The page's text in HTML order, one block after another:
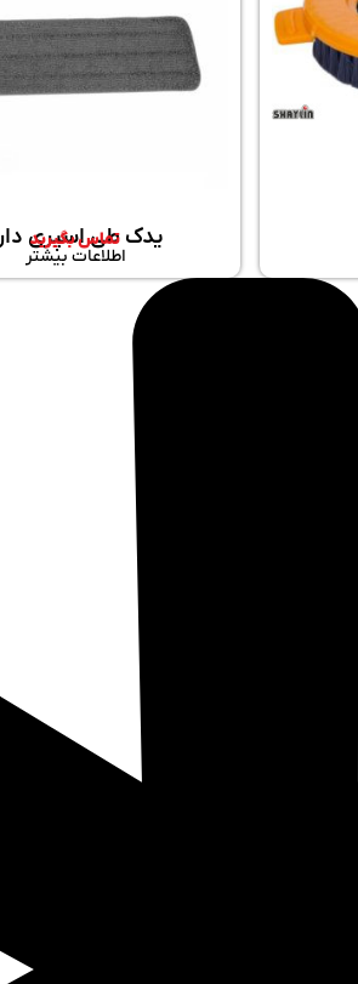
یدک طی اسپری دار 1
تماس بگیرید
اطلاعات بیشتر